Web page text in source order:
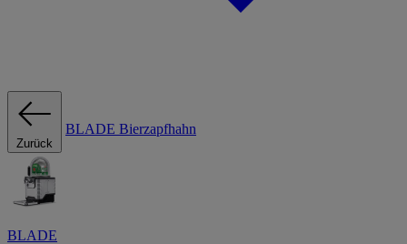
Zurück
BLADE Bierzapfhahn
BLADE